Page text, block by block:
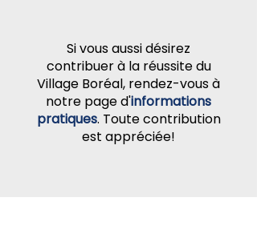
Si vous aussi désirez
contribuer à la réussite du
Village Boréal, rendez-vous à
notre page d'informations
pratiques. Toute contribution
est appréciée!